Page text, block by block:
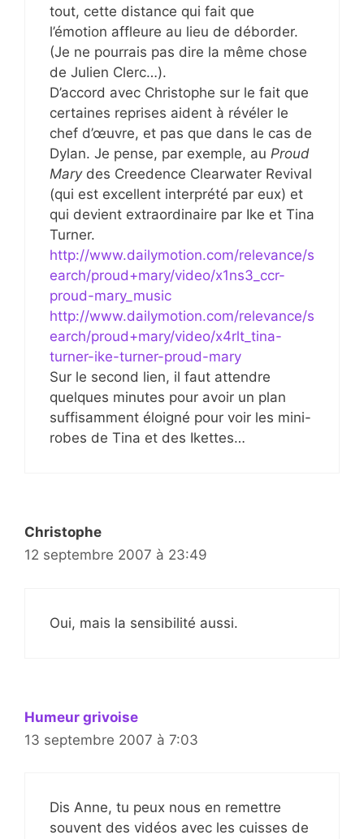
tout, cette distance qui fait que
l’émotion affleure au lieu de déborder.
(Je ne pourrais pas dire la même chose
de Julien Clerc…).
D’accord avec Christophe sur le fait que
certaines reprises aident à révéler le
chef d’œuvre, et pas que dans le cas de
Dylan. Je pense, par exemple, au Proud
Marydes Creedence Clearwater Revival
(qui est excellent interprété par eux) et
qui devient extraordinaire par Ike et Tina
Turner.
http://www.dailymotion.com/relevance/s
earch/proud+mary/video/x1ns3_ccr-
proud-mary_music
http://www.dailymotion.com/relevance/s
earch/proud+mary/video/x4rlt_tina-
turner-ike-turner-proud-mary
Sur le second lien, il faut attendre
quelques minutes pour avoir un plan
suffisamment éloigné pour voir les mini-
robes de Tina et des Ikettes…
Christophe
12 septembre 2007 à 23:49
Oui, mais la sensibilité aussi.
Humeur grivoise
13 septembre 2007 à 7:03
Dis Anne, tu peux nous en remettre
souvent des vidéos avec les cuisses de